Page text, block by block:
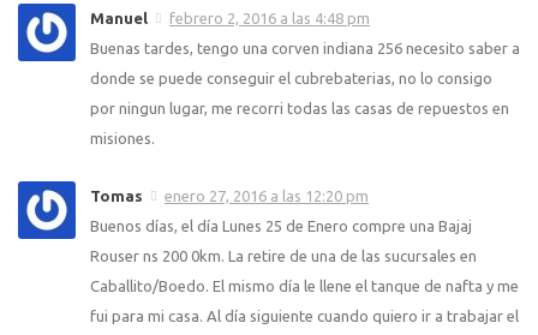
Manuel
febrero 2, 2016 a las 4:48 pm
Buenas tardes, tengo una corven indiana 256 necesito saber a
donde se puede conseguir el cubrebaterias, no lo consigo
por ningun lugar, me recorri todas las casas de repuestos en
misiones.
Tomas
enero 27, 2016 a las 12:20 pm
Buenos días, el día Lunes 25 de Enero compre una Bajaj
Rouser ns 200 0km. La retire de una de las sucursales en
Caballito/Boedo. El mismo día le llene el tanque de nafta y me
fui para mi casa. Al día siguiente cuando quiero ir a trabajar el